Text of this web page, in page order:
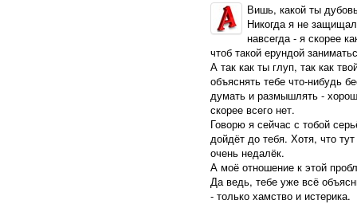
Вишь, какой ты
Никогда я не
навсегда - я скорее
чтоб такой ерундой
А так как ты глуп, так как
объяснять тебе что-нибудь
думать и размышлять -
скорее всего нет.
Говорю я сейчас с тобой
дойдёт до тебя. Хотя, что
очень недалёк.
А моё отношение к этой
Да ведь, тебе уже всё
- только хамство и истерика.